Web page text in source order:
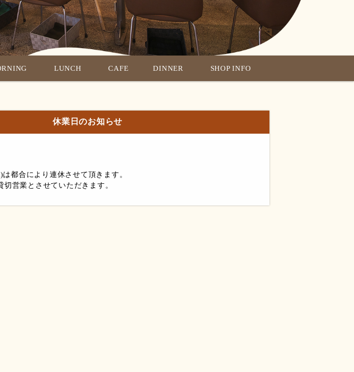
LUNCH CAFE DINNER SHOP INFO
休業日のお知らせ
都合により連休させて頂きます。
切営業とさせていただきます。